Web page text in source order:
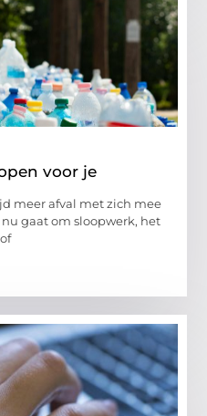
voor je
meer afval met zich mee
gaat om sloopwerk, het